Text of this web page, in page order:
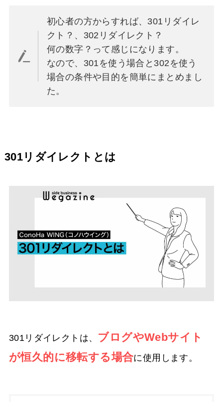
初心者の方からすれば、301リダイレ
クト？、302リダイレクト？
何の数字？って感じになります。
なので、301を使う場合と302を使う
場合の条件や目的を簡単にまとめまし
た。
301リダイレクトとは
301リダイレクトは、 ブログやWebサイト
が恒久的に移転する場合に使用します。